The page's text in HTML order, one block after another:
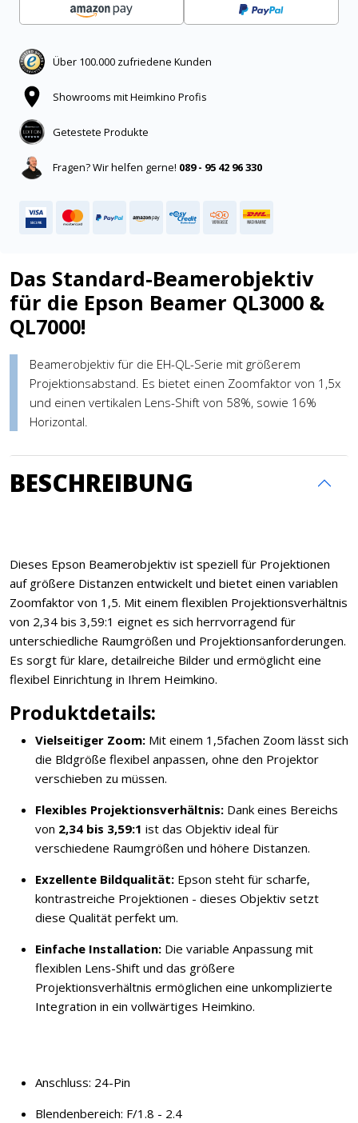
Über 100.000 zufriedene Kunden
Showrooms mit Heimkino Profis
Getestete Produkte
Fragen? Wir helfen gerne! 089 - 95 42 96 330
Das Standard-Beamerobjektiv
für die Epson Beamer QL3000 &
QL7000!
Beamerobjektiv für die EH-QL-Serie mit größerem
Projektionsabstand. Es bietet einen Zoomfaktor von 1,5x
und einen vertikalen Lens-Shift von 58%, sowie 16%
Horizontal.
BESCHREIBUNG
Dieses Epson Beamerobjektiv ist speziell für Projektionen
auf größere Distanzen entwickelt und bietet einen variablen
Zoomfaktor von 1,5. Mit einem flexiblen Projektionsverhältnis
von 2,34 bis 3,59:1 eignet es sich herrvorragend für
unterschiedliche Raumgrößen und Projektionsanforderungen.
Es sorgt für klare, detailreiche Bilder und ermöglicht eine
flexibel Einrichtung in Ihrem Heimkino.
Produktdetails:
Vielseitiger Zoom: Mit einem 1,5fachen Zoom lässt sich
die Bldgröße flexibel anpassen, ohne den Projektor
verschieben zu müssen.
Flexibles Projektionsverhältnis: Dank eines Bereichs
von 2,34 bis 3,59:1 ist das Objektiv ideal für
verschiedene Raumgrößen und höhere Distanzen.
Exzellente Bildqualität: Epson steht für scharfe,
kontrastreiche Projektionen - dieses Objektiv setzt
diese Qualität perfekt um.
Einfache Installation: Die variable Anpassung mit
flexiblen Lens-Shift und das größere
Projektionsverhältnis ermöglichen eine unkomplizierte
Integration in ein vollwärtiges Heimkino.
Anschluss: 24-Pin
Blendenbereich: F/1.8 - 2.4